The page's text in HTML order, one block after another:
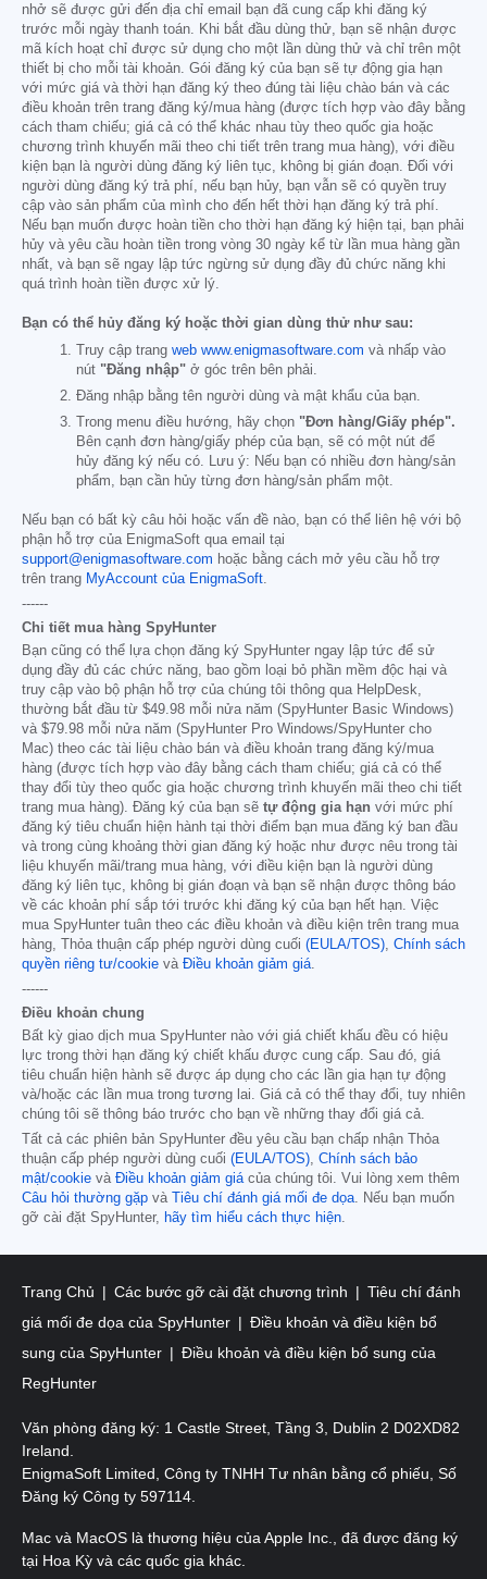
nhở sẽ được gửi đến địa chỉ email bạn đã cung cấp khi đăng ký
trước mỗi ngày thanh toán. Khi bắt đầu dùng thử, bạn sẽ nhận được
mã kích hoạt chỉ được sử dụng cho một lần dùng thử và chỉ trên một
thiết bị cho mỗi tài khoản. Gói đăng ký của bạn sẽ tự động gia hạn
với mức giá và thời hạn đăng ký theo đúng tài liệu chào bán và các
điều khoản trên trang đăng ký/mua hàng (được tích hợp vào đây bằng
cách tham chiếu; giá cả có thể khác nhau tùy theo quốc gia hoặc
chương trình khuyến mãi theo chi tiết trên trang mua hàng), với điều
kiện bạn là người dùng đăng ký liên tục, không bị gián đoạn. Đối với
người dùng đăng ký trả phí, nếu bạn hủy, bạn vẫn sẽ có quyền truy
cập vào sản phẩm của mình cho đến hết thời hạn đăng ký trả phí.
Nếu bạn muốn được hoàn tiền cho thời hạn đăng ký hiện tại, bạn phải
hủy và yêu cầu hoàn tiền trong vòng 30 ngày kể từ lần mua hàng gần
nhất, và bạn sẽ ngay lập tức ngừng sử dụng đầy đủ chức năng khi
quá trình hoàn tiền được xử lý.
Bạn có thể hủy đăng ký hoặc thời gian dùng thử như sau:
Truy cập trang web www.enigmasoftware.com và nhấp vào
nút "Đăng nhập" ở góc trên bên phải.
Đăng nhập bằng tên người dùng và mật khẩu của bạn.
Trong menu điều hướng, hãy chọn "Đơn hàng/Giấy phép".
Bên cạnh đơn hàng/giấy phép của bạn, sẽ có một nút để
hủy đăng ký nếu có. Lưu ý: Nếu bạn có nhiều đơn hàng/sản
phẩm, bạn cần hủy từng đơn hàng/sản phẩm một.
Nếu bạn có bất kỳ câu hỏi hoặc vấn đề nào, bạn có thể liên hệ với bộ
phận hỗ trợ của EnigmaSoft qua email tại
support@enigmasoftware.com hoặc bằng cách mở yêu cầu hỗ trợ
trên trang MyAccount của EnigmaSoft.
------
Chi tiết mua hàng SpyHunter
Bạn cũng có thể lựa chọn đăng ký SpyHunter ngay lập tức để sử
dụng đầy đủ các chức năng, bao gồm loại bỏ phần mềm độc hại và
truy cập vào bộ phận hỗ trợ của chúng tôi thông qua HelpDesk,
thường bắt đầu từ $49.98 mỗi nửa năm (SpyHunter Basic Windows)
và $79.98 mỗi nửa năm (SpyHunter Pro Windows/SpyHunter cho
Mac) theo các tài liệu chào bán và điều khoản trang đăng ký/mua
hàng (được tích hợp vào đây bằng cách tham chiếu; giá cả có thể
thay đổi tùy theo quốc gia hoặc chương trình khuyến mãi theo chi tiết
trang mua hàng). Đăng ký của bạn sẽ tự động gia hạn với mức phí
đăng ký tiêu chuẩn hiện hành tại thời điểm bạn mua đăng ký ban đầu
và trong cùng khoảng thời gian đăng ký hoặc như được nêu trong tài
liệu khuyến mãi/trang mua hàng, với điều kiện bạn là người dùng
đăng ký liên tục, không bị gián đoạn và bạn sẽ nhận được thông báo
về các khoản phí sắp tới trước khi đăng ký của bạn hết hạn. Việc
mua SpyHunter tuân theo các điều khoản và điều kiện trên trang mua
hàng, Thỏa thuận cấp phép người dùng cuối (EULA/TOS), Chính sách
quyền riêng tư/cookie và Điều khoản giảm giá.
------
Điều khoản chung
Bất kỳ giao dịch mua SpyHunter nào với giá chiết khấu đều có hiệu
lực trong thời hạn đăng ký chiết khấu được cung cấp. Sau đó, giá
tiêu chuẩn hiện hành sẽ được áp dụng cho các lần gia hạn tự động
và/hoặc các lần mua trong tương lai. Giá cả có thể thay đổi, tuy nhiên
chúng tôi sẽ thông báo trước cho bạn về những thay đổi giá cả.
Tất cả các phiên bản SpyHunter đều yêu cầu bạn chấp nhận Thỏa
thuận cấp phép người dùng cuối (EULA/TOS), Chính sách bảo
mật/cookie và Điều khoản giảm giácủa chúng tôi. Vui lòng xem thêm
Câu hỏi thường gặp và Tiêu chí đánh giá mối đe dọa. Nếu bạn muốn
gỡ cài đặt SpyHunter, hãy tìm hiểu cách thực hiện.
Trang Chủ Các bước gỡ cài đặt chương trình
Tiêu chí đánh
giá mối đe dọa của SpyHunter
Điều khoản và điều kiện bổ
sung của SpyHunter
Điều khoản và điều kiện bổ sung của
RegHunter
Văn phòng đăng ký: 1 Castle Street, Tầng 3, Dublin 2 D02XD82
Ireland.
EnigmaSoft Limited, Công ty TNHH Tư nhân bằng cổ phiếu, Số
Đăng ký Công ty 597114.
Mac và MacOS là thương hiệu của Apple Inc., đã được đăng ký
tại Hoa Kỳ và các quốc gia khác.